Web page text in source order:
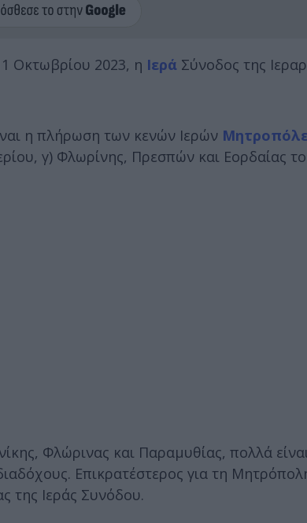
Οκτωβρίου 2023, η Ιερά Σύνοδος της
η πλήρωση των κενών Ιερών
γ) Φλωρίνης, Πρεσπών και Εορδαίας
Φλώρινας και Παραµυθίας, πολλά
Επικρατέστερος για τη
της Ιεράς Συνόδου.